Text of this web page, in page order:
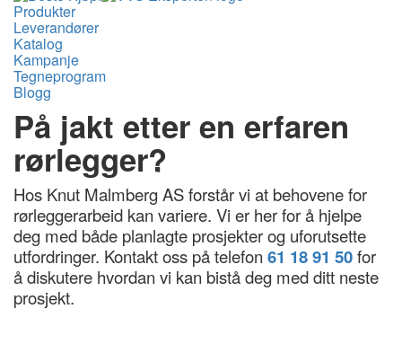
Produkter
Leverandører
Katalog
Kampanje
Tegneprogram
Blogg
På jakt etter en erfaren
rørlegger?
Hos Knut Malmberg AS forstår vi at behovene for
rørleggerarbeid kan variere. Vi er her for å hjelpe
deg med både planlagte prosjekter og uforutsette
utfordringer. Kontakt oss på telefon 61 18 91 50for
å diskutere hvordan vi kan bistå deg med ditt neste
prosjekt.